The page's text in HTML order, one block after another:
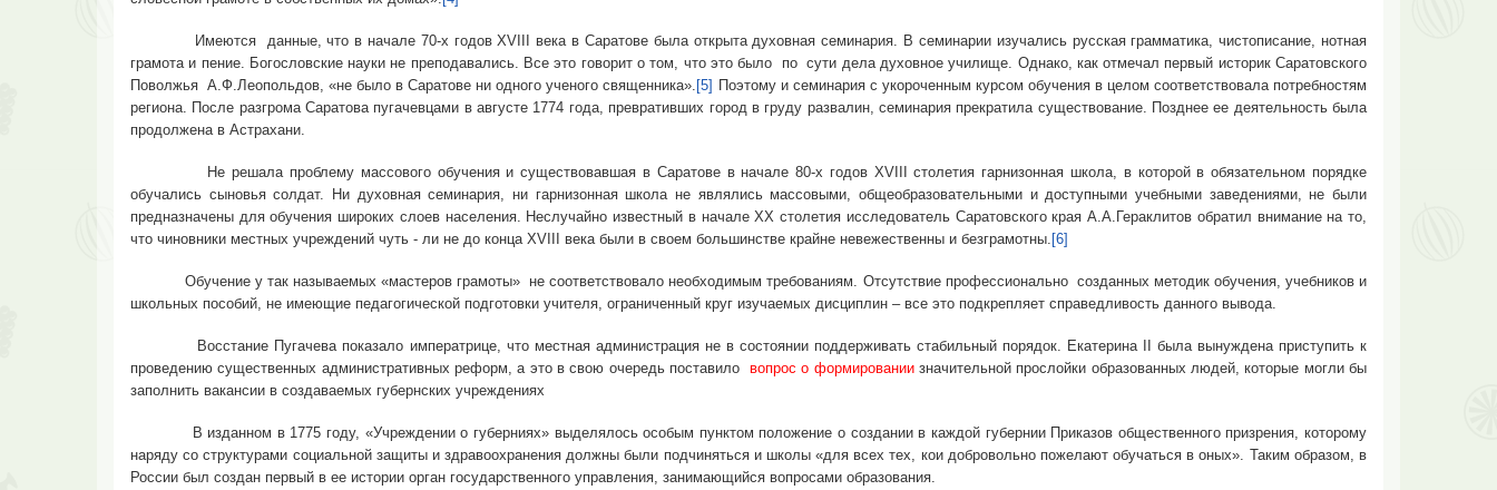
Имеются данные, что в начале 70-х годов XVIII века в Саратове была открыта духовная семинария. В семинарии изучались русская грамматика, чистописание, нотная
грамота и пение. Богословские науки не преподавались. Все это говорит о том, что это было по сути дела духовное училище. Однако, как отмечал первый историк Саратовского
Поволжья А.Ф.Леопольдов, «не было в Саратове ни одного ученого священника». [5] Поэтому и семинария с укороченным курсом обучения в целом соответствовала потребностям
региона. После разгрома Саратова пугачевцами в августе 1774 года, превративших город в груду развалин, семинария прекратила существование. Позднее ее деятельность была
продолжена в Астрахани.
Не решала проблему массового обучения и существовавшая в Саратове в начале 80-х годов XVIII столетия гарнизонная школа, в которой в обязательном порядке
обучались сыновья солдат. Ни духовная семинария, ни гарнизонная школа не являлись массовыми, общеобразовательными и доступными учебными заведениями, не были
предназначены для обучения широких слоев населения. Неслучайно известный в начале ХХ столетия исследователь Саратовского края А.А.Гераклитов обратил внимание на то,
что чиновники местных учреждений чуть - ли не до конца XVIII века были в своем большинстве крайне невежественны и безграмотны. [6]
Обучение у так называемых «мастеров грамоты» не соответствовало необходимым требованиям. Отсутствие профессионально созданных методик обучения, учебников и
школьных пособий, не имеющие педагогической подготовки учителя, ограниченный круг изучаемых дисциплин – все это подкрепляет справедливость данного вывода.
Восстание Пугачева показало императрице, что местная администрация не в состоянии поддерживать стабильный порядок. Екатерина II была вынуждена приступить к
проведению существенных административных реформ, а это в свою очередь поставило вопрос о формированиизначительной прослойки образованных людей, которые могли бы
заполнить вакансии в создаваемых губернских учреждениях
В изданном в 1775 году, «Учреждении о губерниях» выделялось особым пунктом положение о создании в каждой губернии Приказов общественного призрения, которому
наряду со структурами социальной защиты и здравоохранения должны были подчиняться и школы «для всех тех, кои добровольно пожелают обучаться в оных». Таким образом, в
России был создан первый в ее истории орган государственного управления, занимающийся вопросами образования.